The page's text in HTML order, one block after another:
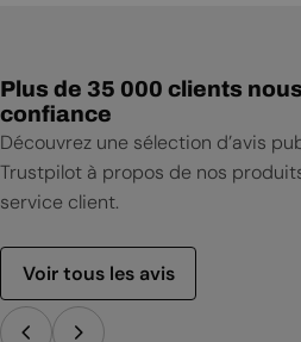
Plus de 35 000 clients
confiance
Découvrez une sélection d’avis
Trustpilot à propos de nos
service client.
Voir tous les avis